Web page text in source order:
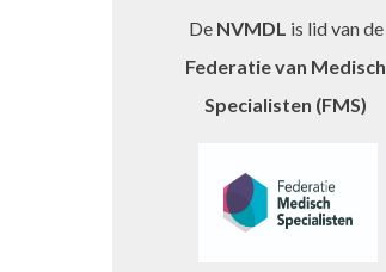
De NVMDL is lid van de
Federatie van Medisch
Specialisten (FMS)